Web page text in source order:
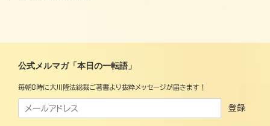
公式メルマガ「本日の一転語」
毎朝8時に大川隆法総裁ご著書より抜粋メッセージが届きます！
登録